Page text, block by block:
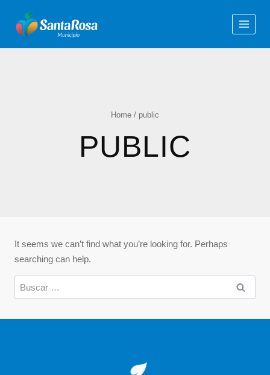
Home / public
PUBLIC
It seems we can’t find what you’re looking for. Perhaps
searching can help.